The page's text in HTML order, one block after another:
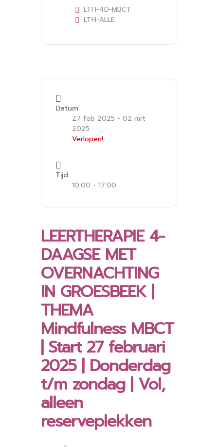
LTH-4D-MBCT
LTH-ALLE
Datum
27 feb 2025 - 02 mrt
2025
Verlopen!
Tijd
10:00 - 17:00
LEERTHERAPIE 4-
DAAGSE MET
OVERNACHTING
IN GROESBEEK |
THEMA
Mindfulness MBCT
| Start 27 februari
2025 | Donderdag
t/m zondag | Vol,
alleen
reserveplekken